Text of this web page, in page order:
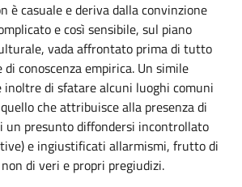
è casuale e deriva dalla convinzione
e così sensibile, sul piano
vada affrontato prima di tutto
di conoscenza empirica. Un simile
inoltre di sfatare alcuni luoghi comuni
che attribuisce alla presenza di
un presunto diffondersi incontrollato
e ingiustificati allarmismi, frutto di
di veri e propri pregiudizi.